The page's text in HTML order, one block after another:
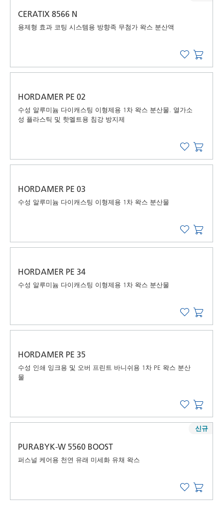
CERATIX 8566 N
용제형 효과 코팅 시스템용 방향족 무첨가 왁스 분산액
HORDAMER PE 02
수성 알루미늄 다이캐스팅 이형제용 1차 왁스 분산물. 열가소
성 플라스틱 및 핫멜트용 침강 방지제
HORDAMER PE 03
수성 알루미늄 다이캐스팅 이형제용 1차 왁스 분산물
HORDAMER PE 34
수성 알루미늄 다이캐스팅 이형제용 1차 왁스 분산물
HORDAMER PE 35
수성 인쇄 잉크용 및 오버 프린트 바니쉬용 1차 PE 왁스 분산
물
PURABYK-W 5560 BOOST
퍼스널 케어용 천연 유래 미세화 유채 왁스
신규